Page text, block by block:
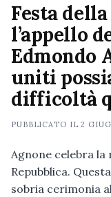
Festa
l’appello
Edmondo
uniti
difficoltà
PUBBLICATO IL2
Agnone celebra
Repubblica.
sobria cerimonia